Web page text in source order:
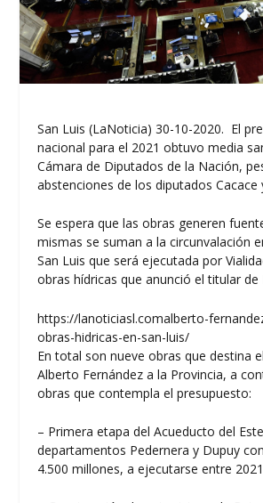
San Luis (LaNoticia) 30-10-2020. El
nacional para el 2021 obtuvo media
Cámara de Diputados de la Nación,
abstenciones de los diputados Cacace
Se espera que las obras generen
mismas se suman a la circunvalación
San Luis que será ejecutada por
obras hídricas que anunció el titular de
https://lanoticiasl.comalberto-
obras-hidricas-en-san-luis/
En total son nueve obras que destina
Alberto Fernández a la Provincia, a
obras que contempla el presupuesto:
– Primera etapa del Acueducto del
departamentos Pedernera y Dupuy
4.500 millones, a ejecutarse entre